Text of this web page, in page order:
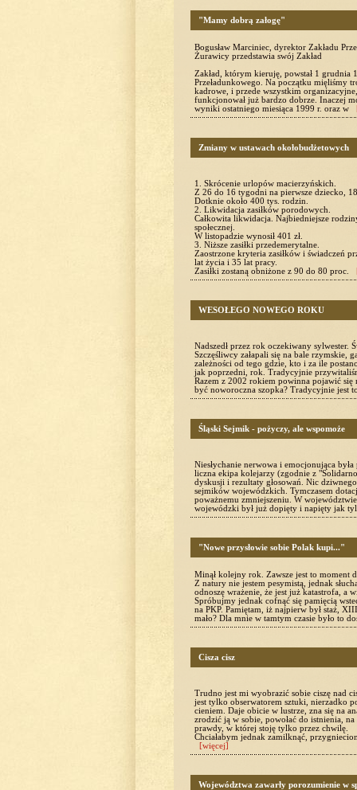
"Mamy dobrą załogę"
Bogusław Marciniec, dyrektor Zakładu
Żurawicy przedstawia swój Zakład
Zakład, którym kieruję, powstał 1 grudnia
Przeładunkowego. Na początku mięliśmy
kadrowe, i przede wszystkim
funkcjonował już bardzo dobrze. Inaczej
wyniki ostatniego miesiąca 1999 r. oraz w
Zmiany w ustawach okołobudżetowych
1. Skrócenie urlopów macierzyńskich.
Z 26 do 16 tygodni na pierwsze dziecko,
Dotknie około 400 tys. rodzin.
2. Likwidacja zasiłków porodowych.
Całkowita likwidacja. Najbiedniejsze
społecznej.
W listopadzie wynosił 401 zł.
3. Niższe zasiłki przedemerytalne.
Zaostrzone kryteria zasiłków i świadczeń
lat życia i 35 lat pracy.
Zasiłki zostaną obniżone z 90 do 80 proc.
WESOŁEGO NOWEGO ROKU
Nadszedł przez rok oczekiwany sylwester.
Szczęśliwcy załapali się na bale rzymskie,
zależności od tego gdzie, kto i za ile
jak poprzedni, rok. Tradycyjnie
Razem z 2002 rokiem powinna pojawić się
być noworoczna szopka? Tradycyjnie
Śląski Sejmik - pożyczy, ale wspomoże
Niesłychanie nerwowa i emocjonująca
liczna ekipa kolejarzy (zgodnie z
dyskusji i rezultaty głosowań. Nic
sejmików wojewódzkich. Tymczasem
poważnemu zmniejszeniu. W
wojewódzki był już dopięty i napięty jak
"Nowe przysłowie sobie Polak kupi..."
Minął kolejny rok. Zawsze jest to moment
Z natury nie jestem pesymistą, jednak
odnoszę wrażenie, że jest już katastrofa, a
Spróbujmy jednak cofnąć się pamięcią
na PKP. Pamiętam, iż najpierw był staż,
mało? Dla mnie w tamtym czasie było to
Cisza cisz
Trudno jest mi wyobrazić sobie ciszę nad
jest tylko obserwatorem sztuki, nierzadko
cieniem. Daje obicie w lustrze, zna się na
zrodzić ją w sobie, powołać do istnienia,
prawdy, w której stoję tylko przez chwilę.
Chciałabym jednak zamilknąć,
[więcej]
Województwa zawarły porozumienie w